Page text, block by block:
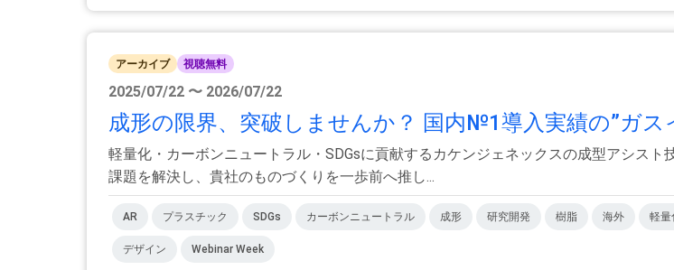
アーカイブ 視聴無料
2025/07/22 〜 2026/07/22
成形の限界、突破しませんか？ 国内№1導入実績の”ガス
軽量化・カーボンニュートラル・SDGsに貢献するカケンジェネックスの成型アシス
課題を解決し、貴社のものづくりを一歩前へ推し...
AR プラスチック SDGs カーボンニュートラル 成形 研究開発 樹脂 海外 軽量
デザイン Webinar Week